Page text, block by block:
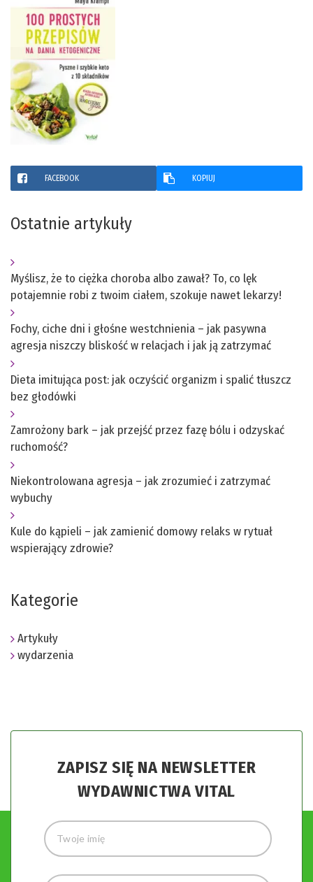
FACEBOOK KOPIUJ
Ostatnie artykuły
Myślisz, że to ciężka choroba albo zawał? To, co lęk
potajemnie robi z twoim ciałem, szokuje nawet lekarzy!
Fochy, ciche dni i głośne westchnienia – jak pasywna
agresja niszczy bliskość w relacjach i jak ją zatrzymać
Dieta imitująca post: jak oczyścić organizm i spalić tłuszcz
bez głodówki
Zamrożony bark – jak przejść przez fazę bólu i odzyskać
ruchomość?
Niekontrolowana agresja – jak zrozumieć i zatrzymać
wybuchy
Kule do kąpieli – jak zamienić domowy relaks w rytuał
wspierający zdrowie?
Kategorie
Artykuły
wydarzenia
ZAPISZ SIĘ NA NEWSLETTER
WYDAWNICTWA VITAL